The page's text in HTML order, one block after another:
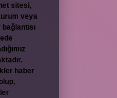
sitesi,
veya
haber